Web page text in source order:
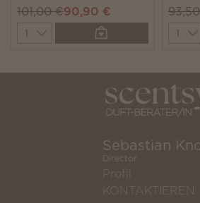
101,00 €90,90 €
Quantity
Sebastian
Director
Profil
KONTAKTIEREN